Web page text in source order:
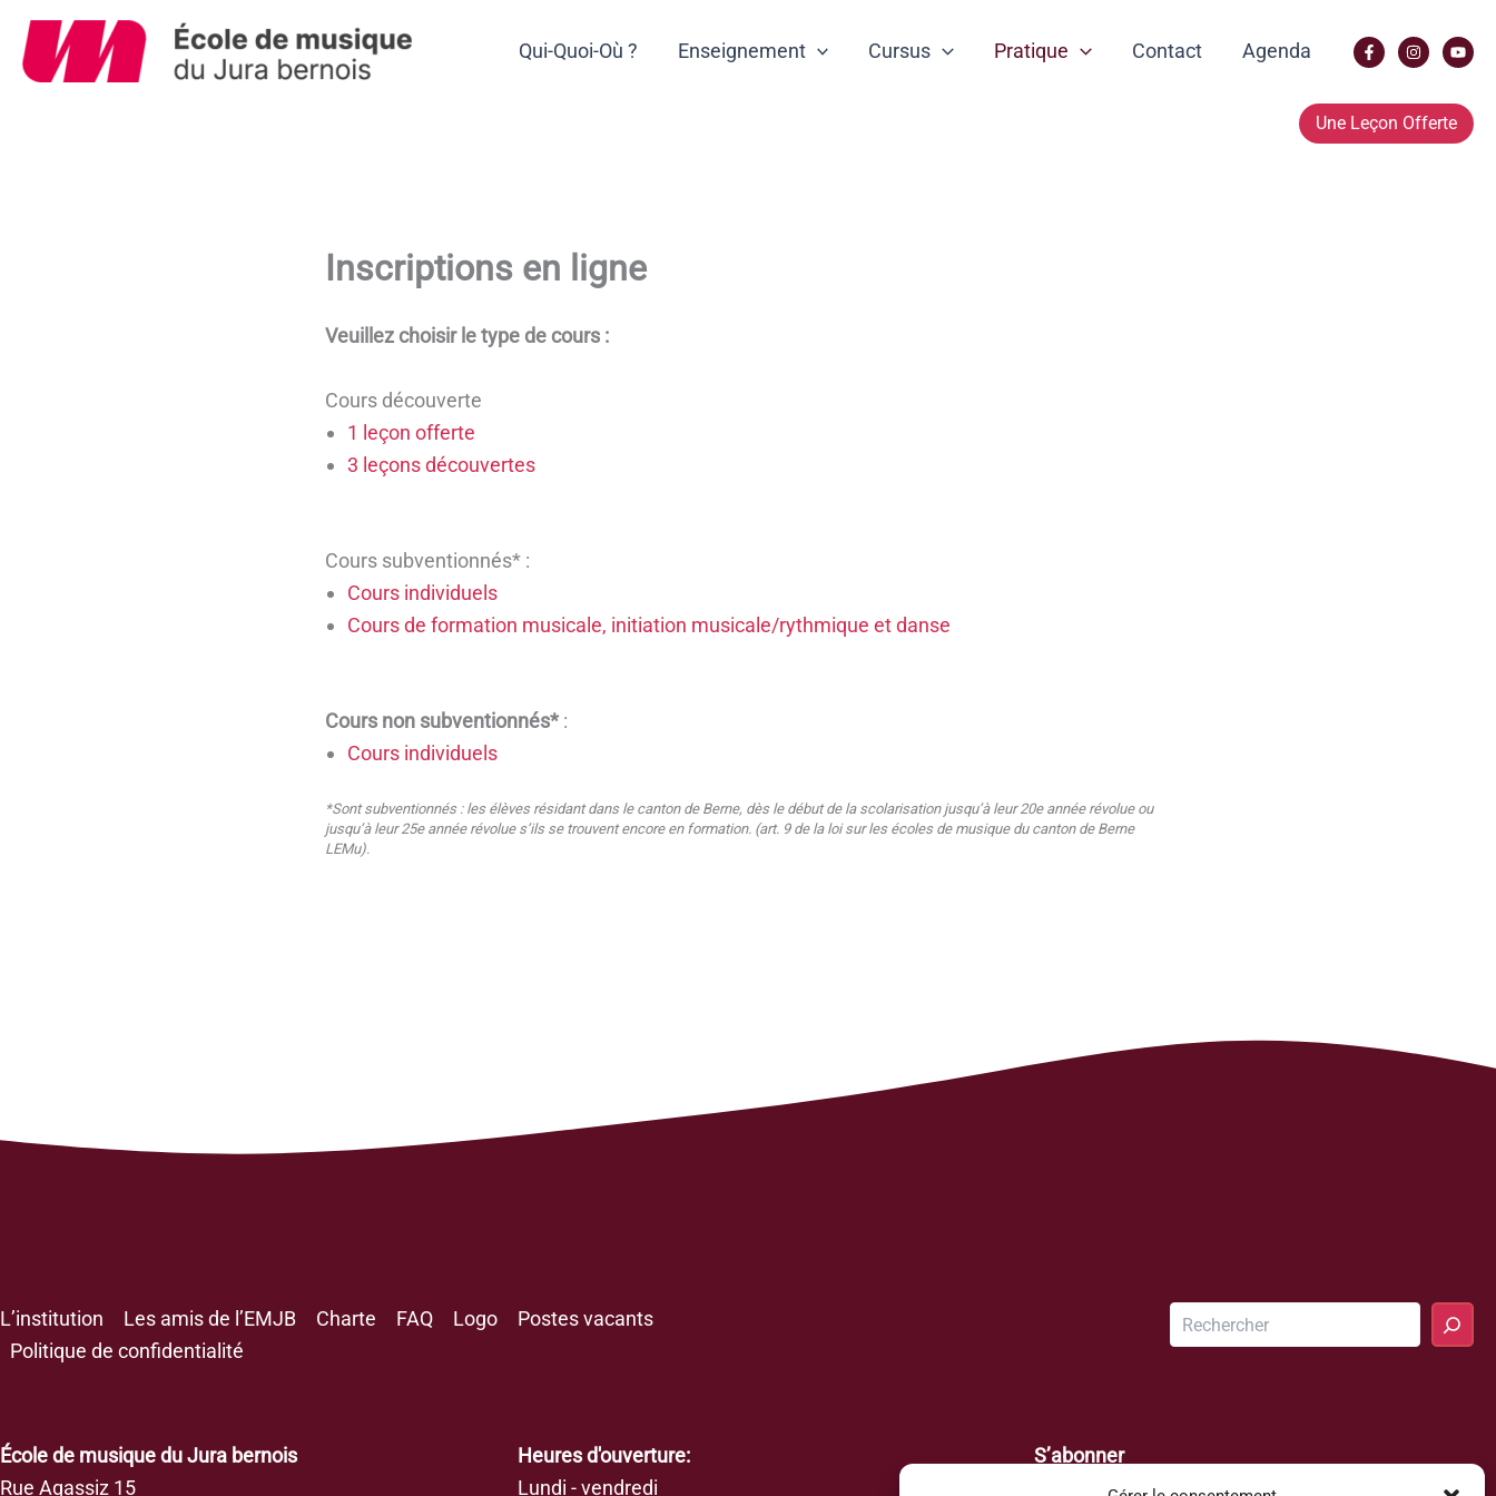
Aller
contenu
Qui-Quoi-Où ? Enseignement Cursus Pratique Contact Agenda
Une Leçon Offerte
Inscriptions en ligne
Veuillez choisir le type de cours :
Cours découverte
1 leçon offerte
3 leçons découvertes
Cours subventionnés* :
Cours individuels
Cours de formation musicale, initiation musicale/rythmique et danse
Cours non subventionnés* :
Cours individuels
*Sont subventionnés : les élèves résidant dans le canton de Berne, dès le début de la scolarisation jusqu’à leur 20e année révolue ou
jusqu’à leur 25e année révolue s’ils se trouvent encore en formation. (art. 9 de la loi sur les écoles de musique du canton de Berne
LEMu).
L’institution Les amis de l’EMJB Charte FAQ Logo
Postes vacants
Politique de confidentialité
École de musique du Jura bernois
Rue Agassiz 15
Heures d'ouverture:
Lundi - vendredi
S’abonner
Inscrivez-vous avec votre adresse e-mail afin de